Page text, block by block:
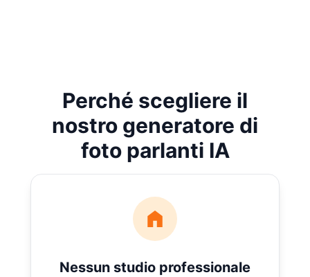
Perché scegliere il
nostro generatore di
foto parlanti IA
Nessun studio professionale